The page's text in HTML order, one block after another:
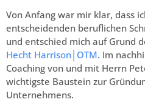
Von Anfang war mir klar, dass
entscheidenden beruflichen
und entschied mich auf Grund
Hecht Harrison│OTM. Im
Coaching von und mit Herrn
wichtigste Baustein zur
Unternehmens.